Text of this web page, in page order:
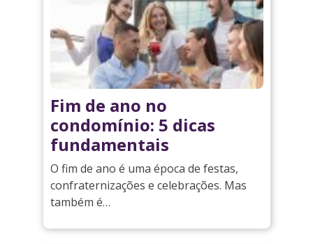
Fim de ano no
condomínio: 5 dicas
fundamentais
O fim de ano é uma época de festas,
confraternizações e celebrações. Mas
também é…